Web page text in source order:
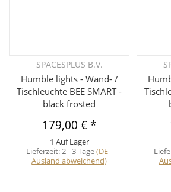
SPACESPLUS B.V.
Humble lights - Wand- /
Tischleuchte BEE SMART -
black frosted
179,00 € *
1 Auf Lager
Lieferzeit:2 - 3 Tage(DE -
Ausland abweichend)